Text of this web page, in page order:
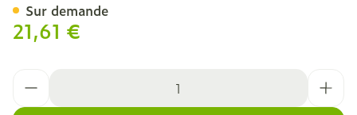
21,61 €
Sur demande